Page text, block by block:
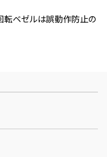
転ベゼルは誤動作防止の